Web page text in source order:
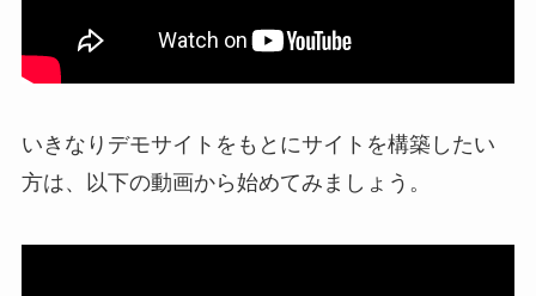
いきなりデモサイトをもとにサイトを構築したい
方は、以下の動画から始めてみましょう。